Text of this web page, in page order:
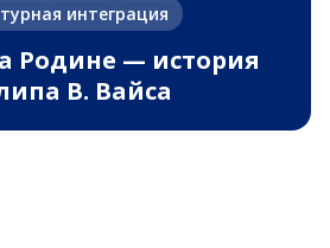
интеграция
Родине — история
В. Вайса